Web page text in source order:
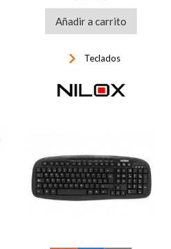
Añadir a carrito
keyboard_arrow_right Teclados